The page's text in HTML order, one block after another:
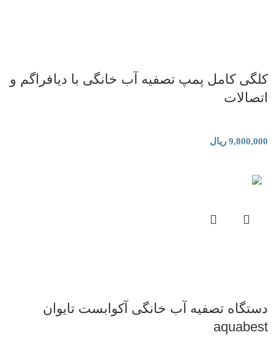
کلگی کامل پمپ تصفیه آب خانگی با دیافراگم و
اتصالات
9,800,000 ریال
دستگاه تصفیه آب خانگی آکوابست تایوان
aquabest